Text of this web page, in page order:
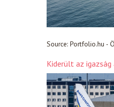
Source: Portfolio.hu -
Kiderült az